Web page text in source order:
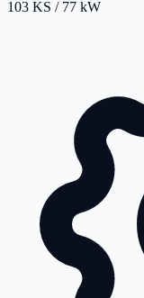
103 KS / 77 kW